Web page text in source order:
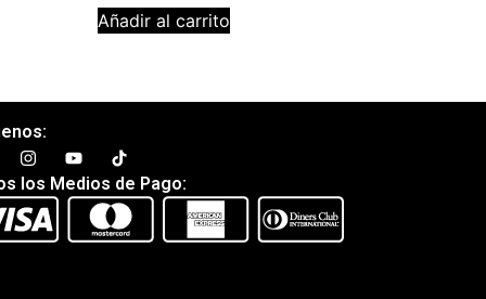
Añadir al carrito
los Medios de Pago: